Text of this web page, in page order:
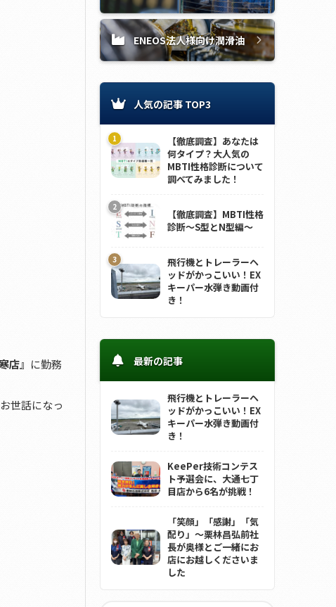
店』 に勤務
お世話になっ
ENEOS法人様向け潤滑油
人気の記事 TOP3
【徹底調査】あなたは
何タイプ？大人気の
MBTI性格診断について
調べてみました！
【徹底調査】MBTI性格
診断～S型とN型編～
飛行機とトレーラーヘ
ッドがかっこいい！EX
キーパー水弾き動画付
き！
最新の記事
飛行機とトレーラーヘ
ッドがかっこいい！EX
キーパー水弾き動画付
き！
KeePer技術コンテス
ト予選会に、大通七丁
目店から6名が挑戦！
「笑顔」「感謝」「気
配り」～栗林昌弘前社
長が奥様とご一緒にお
店にお越しくださいま
した